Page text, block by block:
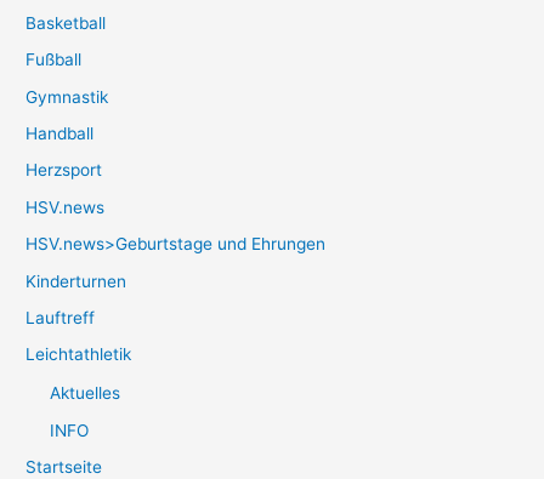
Basketball
Fußball
Gymnastik
Handball
Herzsport
HSV.news
HSV.news>Geburtstage und Ehrungen
Kinderturnen
Lauftreff
Leichtathletik
Aktuelles
INFO
Startseite